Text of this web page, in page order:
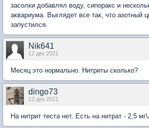
засолки добавлял воду, сипоракс и
аквариума. Выглядет все так, что азотный
запустился.
Nik641
12 дек 2021
Месяц это нормально. Нитриты сколько?
dingo73
12 дек 2021
На нитрит теста нет. Есть на нитрат - 2,5